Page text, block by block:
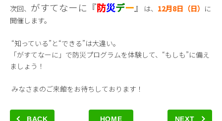
次回、 がすてなーに『防災デー』 は、 12月8日（日） に
開催します。
“知っている”と“できる”は大違い。
「がすてなーに」で防災プログラムを体験して、“もしも”に備え
ましょう！
みなさまのご来館をお待ちしております！
BACK HOME NEXT